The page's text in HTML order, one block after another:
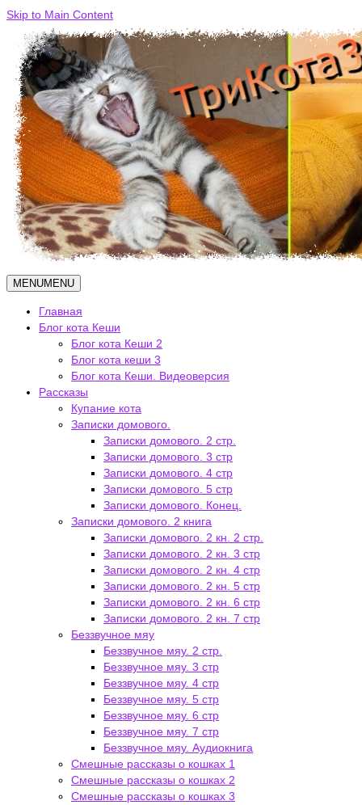
Skip to Main Content
MENUMENU
Главная
Блог кота Кеши
Блог кота Кеши 2
Блог кота кеши 3
Блог кота Кеши. Видеоверсия
Рассказы
Купание кота
Записки домового.
Записки домового. 2 стр.
Записки домового. 3 стр
Записки домового. 4 стр
Записки домового. 5 стр
Записки домового. Конец.
Записки домового. 2 книга
Записки домового. 2 кн. 2 стр.
Записки домового. 2 кн. 3 стр
Записки домового. 2 кн. 4 стр
Записки домового. 2 кн. 5 стр
Записки домового. 2 кн. 6 стр
Записки домового. 2 кн. 7 стр
Беззвучное мяу
Беззвучное мяу. 2 стр.
Беззвучное мяу. 3 стр
Беззвучное мяу. 4 стр
Беззвучное мяу. 5 стр
Беззвучное мяу. 6 стр
Беззвучное мяу. 7 стр
Беззвучное мяу. Аудиокнига
Смешные рассказы о кошках 1
Смешные рассказы о кошках 2
Смешные рассказы о кошках 3